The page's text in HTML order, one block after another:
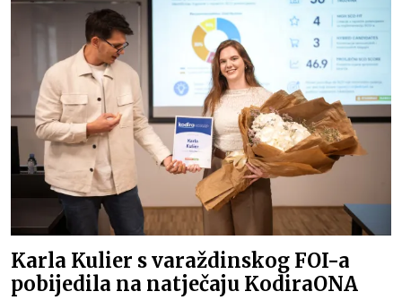
Karla Kulier s varaždinskog FOI-a
pobijedila na natječaju KodiraONA